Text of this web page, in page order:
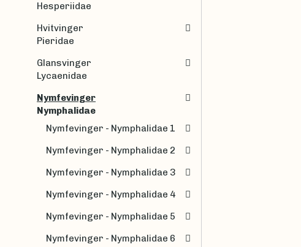
Hesperiidae
Hvitvinger
Pieridae
Glansvinger
Lycaenidae
Nymfevinger
Nymphalidae
Nymfevinger - Nymphalidae 1
Nymfevinger - Nymphalidae 2
Nymfevinger - Nymphalidae 3
Nymfevinger - Nymphalidae 4
Nymfevinger - Nymphalidae 5
Nymfevinger - Nymphalidae 6